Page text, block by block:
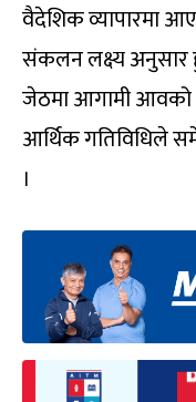
वैदेशिक व्यापारमा
संकलन लक्ष्य अनुसार
जेठमा आगामी
आर्थिक गतिविधिले
।